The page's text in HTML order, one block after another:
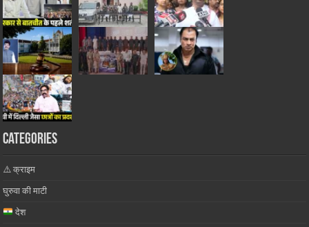
Categories
⚠️ क्राइम
घुरुवा की माटी
देश